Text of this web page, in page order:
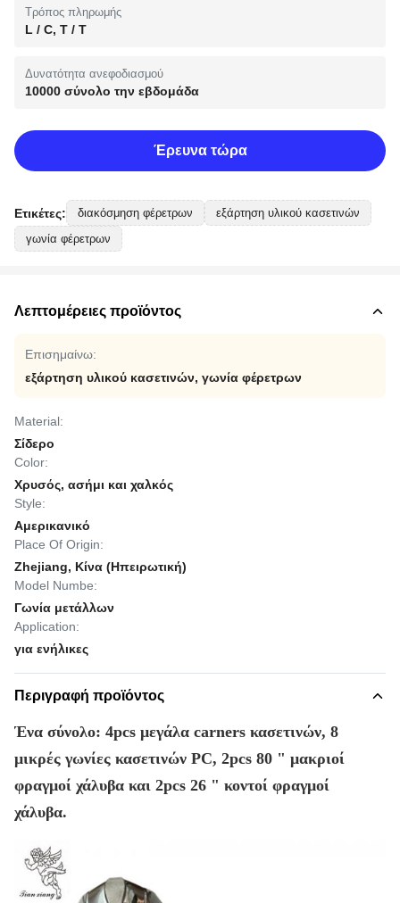
Τρόπος πληρωμής
L / C, T / T
Δυνατότητα ανεφοδιασμού
10000 σύνολο την εβδομάδα
Έρευνα τώρα
Ετικέτες: διακόσμηση φέρετρων
εξάρτηση υλικού κασετινών
γωνία φέρετρων
Λεπτομέρειες προϊόντος
Επισημαίνω:
εξάρτηση υλικού κασετινών, γωνία φέρετρων
Material:
Σίδερο
Color:
Χρυσός, ασήμι και χαλκός
Style:
Αμερικανικό
Place Of Origin:
Zhejiang, Κίνα (Ηπειρωτική)
Model Numbe:
Γωνία μετάλλων
Application:
για ενήλικες
Περιγραφή προϊόντος
Ένα σύνολο: 4pcs μεγάλα carners κασετινών, 8
μικρές γωνίες κασετινών PC, 2pcs 80 " μακριοί
φραγμοί χάλυβα και 2pcs 26 " κοντοί φραγμοί
χάλυβα.